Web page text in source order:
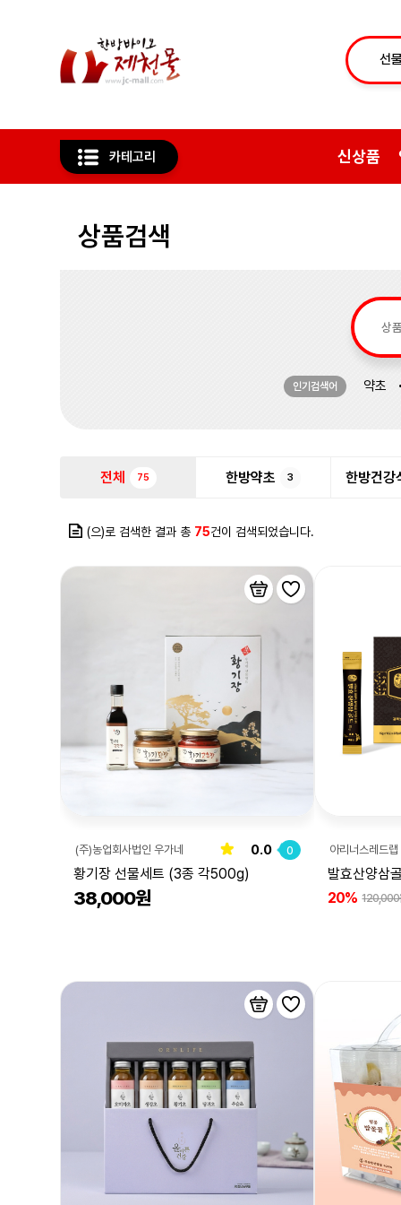
카테고리 신상품
상품검색
인기검색어 약초
전체 75 한방약초 3 한방건강
(으)로 검색한 결과 총 75건이 검색되었습니다.
(주)농업회사법인 우가네 0.0 0
황기장 선물세트 (3종 각500g)
38,000원
아리너스레드랩
발효산양삼
20% 120,000